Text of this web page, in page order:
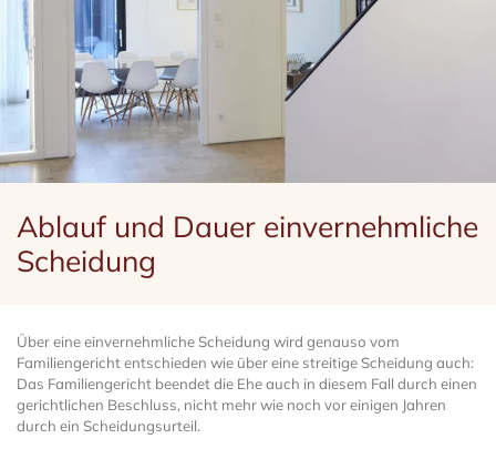
Ablauf und Dauer einvernehmliche
Scheidung
Über eine einvernehmliche Scheidung wird genauso vom
Familiengericht entschieden wie über eine streitige Scheidung auch:
Das Familiengericht beendet die Ehe auch in diesem Fall durch einen
gerichtlichen Beschluss, nicht mehr wie noch vor einigen Jahren
durch ein Scheidungsurteil.